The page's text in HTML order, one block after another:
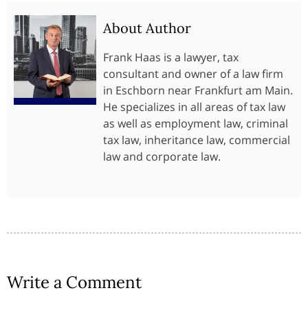
About Author
Frank Haas is a lawyer, tax
consultant and owner of a law firm
in Eschborn near Frankfurt am Main.
He specializes in all areas of tax law
as well as employment law, criminal
tax law, inheritance law, commercial
law and corporate law.
Write a Comment